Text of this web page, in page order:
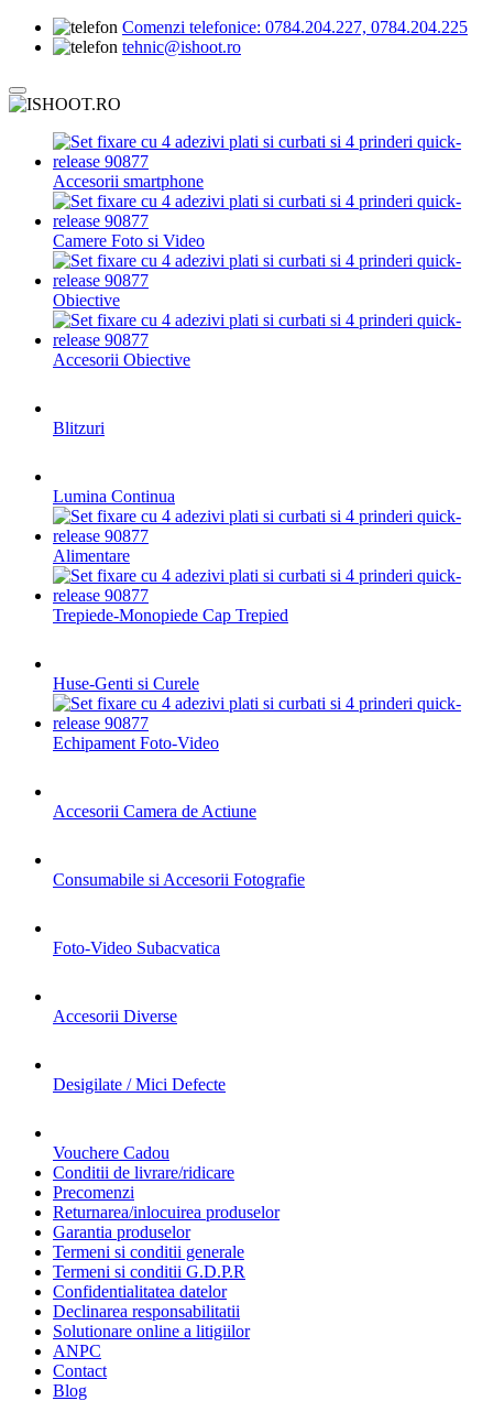
Comenzi telefonice: 0784.204.227, 0784.204.225
tehnic@ishoot.ro
Accesorii smartphone
Camere Foto si Video
Obiective
Accesorii Obiective
Blitzuri
Lumina Continua
Alimentare
Trepiede-Monopiede Cap Trepied
Huse-Genti si Curele
Echipament Foto-Video
Accesorii Camera de Actiune
Consumabile si Accesorii Fotografie
Foto-Video Subacvatica
Accesorii Diverse
Desigilate / Mici Defecte
Vouchere Cadou
Conditii de livrare/ridicare
Precomenzi
Returnarea/inlocuirea produselor
Garantia produselor
Termeni si conditii generale
Termeni si conditii G.D.P.R
Confidentialitatea datelor
Declinarea responsabilitatii
Solutionare online a litigiilor
ANPC
Contact
Blog